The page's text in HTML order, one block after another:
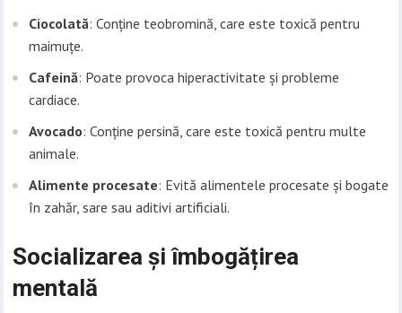
Ciocolată: Conține teobromină, care este toxică pentru
maimuțe.
Cafeină: Poate provoca hiperactivitate și probleme
cardiace.
Avocado: Conține persină, care este toxică pentru multe
animale.
Alimente procesate: Evită alimentele procesate și bogate
în zahăr, sare sau aditivi artificiali.
Socializarea și îmbogățirea
mentală